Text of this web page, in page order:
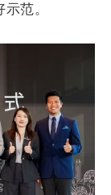
范。